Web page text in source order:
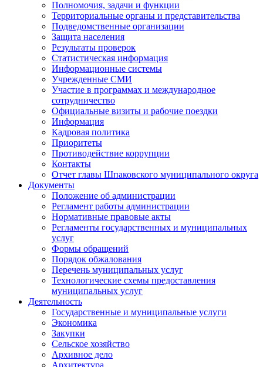
Полномочия, задачи и функции
Территориальные органы и представительства
Подведомственные организации
Защита населения
Результаты проверок
Статистическая информация
Информационные системы
Учрежденные СМИ
Участие в программах и международное
сотрудничество
Официальные визиты и рабочие поездки
Информация
Кадровая политика
Приоритеты
Противодействие коррупции
Контакты
Отчет главы Шпаковского муниципального округа
Документы
Положение об администрации
Регламент работы администрации
Нормативные правовые акты
Регламенты государственных и муниципальных
услуг
Формы обращений
Порядок обжалования
Перечень муниципальных услуг
Технологические схемы предоставления
муниципальных услуг
Деятельность
Государственные и муниципальные услуги
Экономика
Закупки
Сельское хозяйство
Архивное дело